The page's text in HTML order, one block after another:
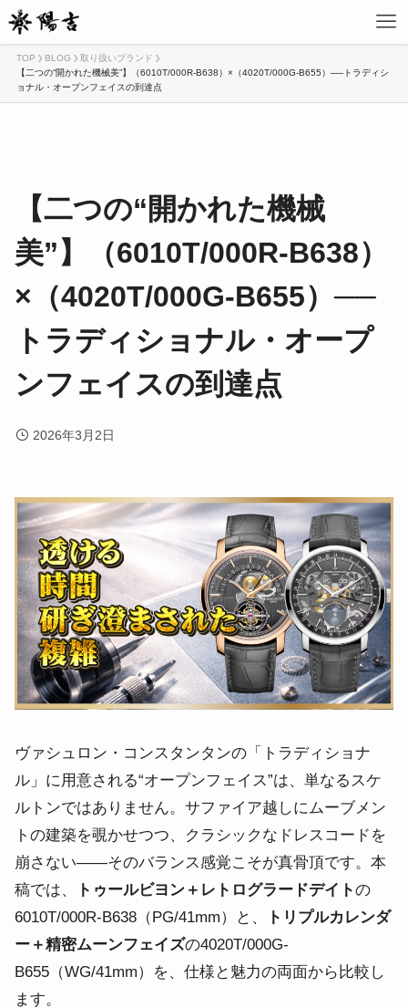
TOP BLOG
取り扱いブランド
【二つの“開かれた機械美”】（6010T/000R-B638）×（4020T/000G-B655）──トラディシ
ョナル・オープンフェイスの到達点
【二つの“開かれた機械
美”】（6010T/000R-B638）
×（4020T/000G-B655）──
トラディショナル・オープ
ンフェイスの到達点
2026年3月2日
ヴァシュロン・コンスタンタンの「トラディショナ
ル」に用意される“オープンフェイス”は、単なるスケ
ルトンではありません。サファイア越しにムーブメン
トの建築を覗かせつつ、クラシックなドレスコードを
崩さない——そのバランス感覚こそが真骨頂です。本
稿では、
トゥールビヨン＋レトログラードデイトの
6010T/000R-B638（PG/41mm）と、
トリプルカレンダ
ー＋精密ムーンフェイズの4020T/000G-
B655（WG/41mm）を、仕様と魅力の両面から比較し
ます。